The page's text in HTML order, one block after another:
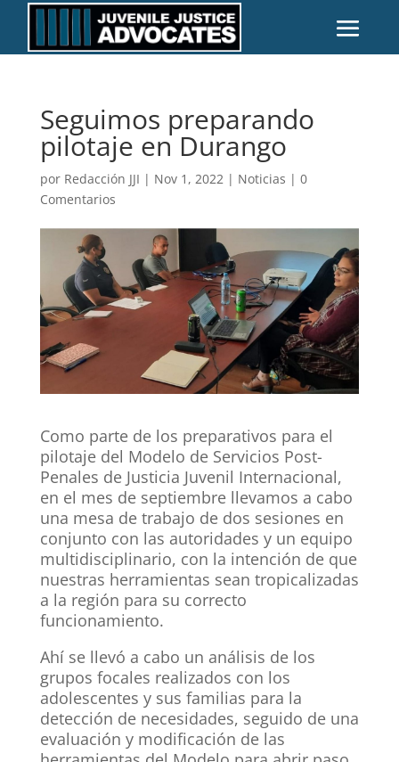
Seguimos preparando
pilotaje en Durango
por Redacción JJI | Nov 1, 2022| Noticias | 0
Comentarios
Como parte de los preparativos para el
pilotaje del Modelo de Servicios Post-
Penales de Justicia Juvenil Internacional,
en el mes de septiembre llevamos a cabo
una mesa de trabajo de dos sesiones en
conjunto con las autoridades y un equipo
multidisciplinario, con la intención de que
nuestras herramientas sean tropicalizadas
a la región para su correcto
funcionamiento.
Ahí se llevó a cabo un análisis de los
grupos focales realizados con los
adolescentes y sus familias para la
detección de necesidades, seguido de una
evaluación y modificación de las